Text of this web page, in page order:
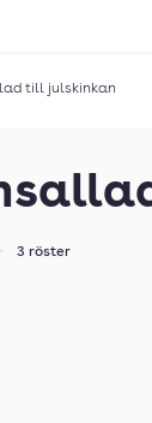
till julskinkan
3 röster